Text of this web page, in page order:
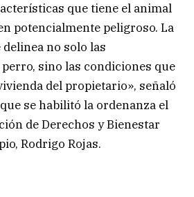
que tiene el animal
potencialmente peligroso. La
no solo las
sino las condiciones que
del propietario», señaló
se habilitó la ordenanza el
de Derechos y Bienestar
Rodrigo Rojas.